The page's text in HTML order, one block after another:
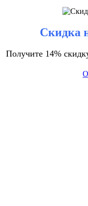
Скидка
Получите 14%